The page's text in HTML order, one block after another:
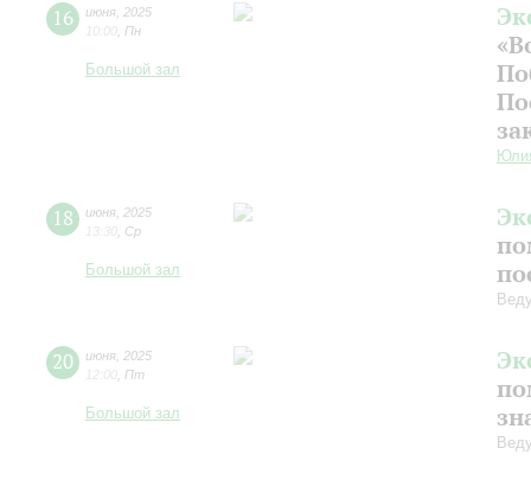
16 июня 2025
10:00 Пн
Большой зал
18 июня 2025
13:30 Ср
Большой зал
20 июня 2025
12:00 Пт
Большой зал